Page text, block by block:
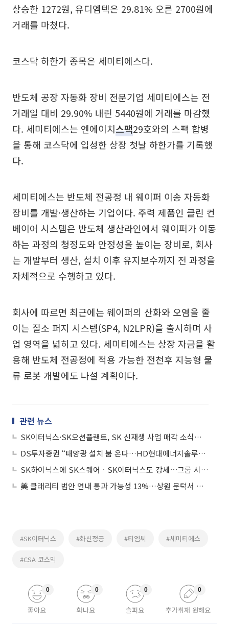
상승한 1272원, 유디엠텍은 29.81% 오른 2700원에
거래를 마쳤다.
코스닥 하한가 종목은 세미티에스다.
반도체 공장 자동화 장비 전문기업 세미티에스는 전
거래일 대비 29.90% 내린 5440원에 거래를 마감했
다. 세미티에스는 엔에이치스팩29호와의 스팩 합병
을 통해 코스닥에 입성한 상장 첫날 하한가를 기록했
다.
세미티에스는 반도체 전공정 내 웨이퍼 이송 자동화
장비를 개발·생산하는 기업이다. 주력 제품인 클린 컨
베이어 시스템은 반도체 생산라인에서 웨이퍼가 이동
하는 과정의 청정도와 안정성을 높이는 장비로, 회사
는 개발부터 생산, 설치 이후 유지보수까지 전 과정을
자체적으로 수행하고 있다.
회사에 따르면 최근에는 웨이퍼의 산화와 오염을 줄
이는 질소 퍼지 시스템(SP4, N2LPR)을 출시하며 사
업 영역을 넓히고 있다. 세미티에스는 상장 자금을 활
용해 반도체 전공정에 적용 가능한 전천후 지능형 물
류 로봇 개발에도 나설 계획이다.
관련 뉴스
SK이터닉스·SK오션플랜트, SK 신재생 사업 매각 소식에 동반 강세
DS투자증권 “태양광 설치 붐 온다…HD현대에너지솔루션ㆍSK이터닉스 최선호주”
SK하이닉스에 SK스퀘어ㆍSK이터닉스도 강세⋯그룹 시총 4달 만에 2배↑
美 클래리티 법안 연내 통과 가능성 13%…상원 문턱서 제동
#SK이터닉스 #화신정공 #티엠씨 #세미티에스
#CSA 코스믹
좋아요
0
화나요
0
슬퍼요
0
추가취재 원해요
0